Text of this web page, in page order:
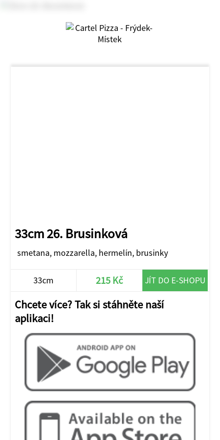
33cm 26. Brusinková
smetana, mozzarella, hermelín, brusinky
33cm 215 Kč JÍT DO E-SHOPU
Chcete více? Tak si stáhněte naší
aplikaci!